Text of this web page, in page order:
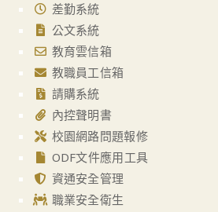
差勤系統
公文系統
教育雲信箱
教職員工信箱
請購系統
內控聲明書
校園網路問題報修
ODF文件應用工具
資通安全管理
職業安全衛生